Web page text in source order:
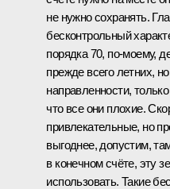
не нужно сохранять.
бесконтрольный
порядка 70, по‑моему,
прежде всего летних,
направленности,
что все они плохие.
привлекательные, но
выгоднее, допустим,
в конечном счёте, эту
использовать. Такие